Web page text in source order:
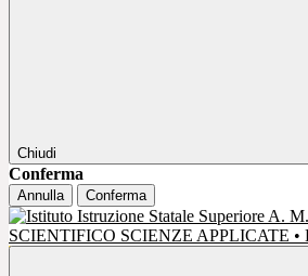
Chiudi
Conferma
Annulla Conferma
SCIENTIFICO SCIENZE APPLICATE